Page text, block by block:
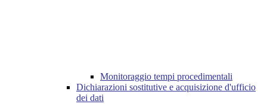
Monitoraggio tempi procedimentali
Dichiarazioni sostitutive e acquisizione d'ufficio
dei dati